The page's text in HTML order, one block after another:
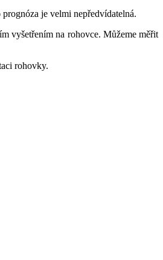
je velmi nepředvídatelná.
vyšetřením na rohovce. Můžeme měřit
rohovky.